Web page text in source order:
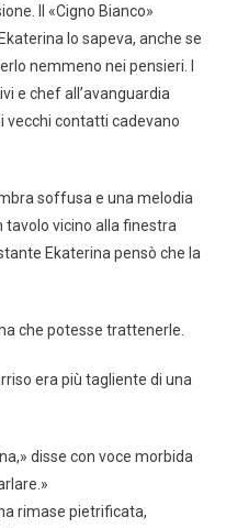
Il «Cigno Bianco»
lo sapeva, anche se
nemmeno nei pensieri. I
e chef all’avanguardia
vecchi contatti cadevano
soffusa e una melodia
tavolo vicino alla finestra
Ekaterina pensò che la
che potesse trattenerle.
era più tagliente di una
disse con voce morbida
rimase pietrificata,